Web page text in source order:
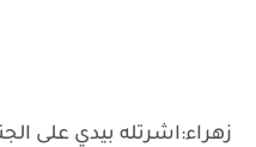
زهراء:اشرتله بيدي على